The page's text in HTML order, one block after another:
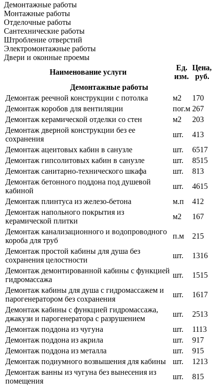
Демонтажные работы
Монтажные работы
Отделочные работы
Сантехнические работы
Штробление отверстий
Электромонтажные работы
Двери и оконные проемы
Наименование услуги
Ед.
изм.
Цена,
руб.
Демонтажные работы
Демонтаж реечной конструкции с потолка
м2
170
Демонтаж коробов для вентиляции
пог.м 267
Демонтаж керамической отделки со стен
м2
203
Демонтаж дверной конструкции без ее
сохранения
шт.
413
Демонтаж ацеитовых кабин в санузле
шт.
6517
Демонтаж гипсолитовых кабин в санузле
шт.
8515
Демонтаж санитарно-технического шкафа
шт.
813
Демонтаж бетонного поддона под душевой
кабиной
шт.
4615
Демонтаж плинтуса из железо-бетона
м.п
412
Демонтаж напольного покрытия из
керамической плитки
м2
167
Демонтаж канализационного и водопроводного
короба для труб
п.м
215
Демонтаж простой кабины для душа без
сохранения целостности
шт.
1316
Демонтаж демонтированной кабины с функцией
гидромассажа
шт.
1515
Демонтаж кабины для душа с гидромассажем и
парогенератором без сохранения
шт.
1617
Демонтаж кабины с функцией гидромассажа,
джакузи и парогенератора с разрушением
шт.
2513
Демонтаж поддона из чугуна
шт.
1113
Демонтаж поддона из акрила
шт.
917
Демонтаж поддона из металла
шт.
915
Демонтаж подиумного возвышения для кабины
шт.
1213
Демонтаж ванны из чугуна без вынесения из
помещения
шт.
815